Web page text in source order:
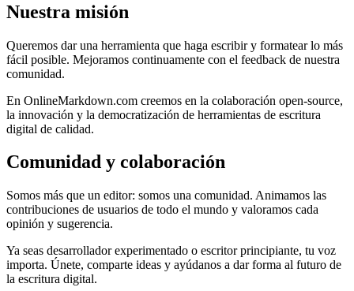
Nuestra misión
Queremos dar una herramienta que haga escribir y formatear lo más
fácil posible. Mejoramos continuamente con el feedback de nuestra
comunidad.
En OnlineMarkdown.com creemos en la colaboración open-source,
la innovación y la democratización de herramientas de escritura
digital de calidad.
Comunidad y colaboración
Somos más que un editor: somos una comunidad. Animamos las
contribuciones de usuarios de todo el mundo y valoramos cada
opinión y sugerencia.
Ya seas desarrollador experimentado o escritor principiante, tu voz
importa. Únete, comparte ideas y ayúdanos a dar forma al futuro de
la escritura digital.